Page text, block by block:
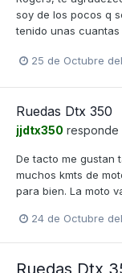
soy de los pocos q
tenido unas cuantas
25 de Octubre
Ruedas Dtx 350
jjdtx350 responde
De tacto me gustan
muchos kmts de
para bien. La moto
24 de Octubre
Ruedas Dtx